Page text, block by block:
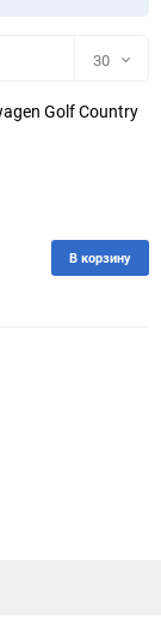
30
30
150
Golf Country
В корзину